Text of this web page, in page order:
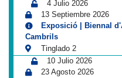
4 Julio 2026
13 Septiembre 2026
Exposició | Biennal
Cambrils
Tinglado 2
10 Julio 2026
23 Agosto 2026